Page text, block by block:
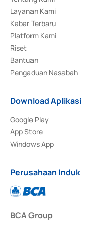
Layanan Kami
Kabar Terbaru
Platform Kami
Riset
Bantuan
Pengaduan Nasabah
Download Aplikasi
Google Play
App Store
Windows App
Perusahaan Induk
BCA Group